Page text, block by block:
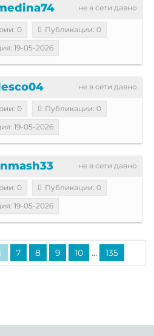
не в сети давно
0
Публикации: 0
19-05-2026
не в сети давно
0
Публикации: 0
19-05-2026
не в сети давно
0
Публикации: 0
19-05-2026
7 8 9 10 ... 135